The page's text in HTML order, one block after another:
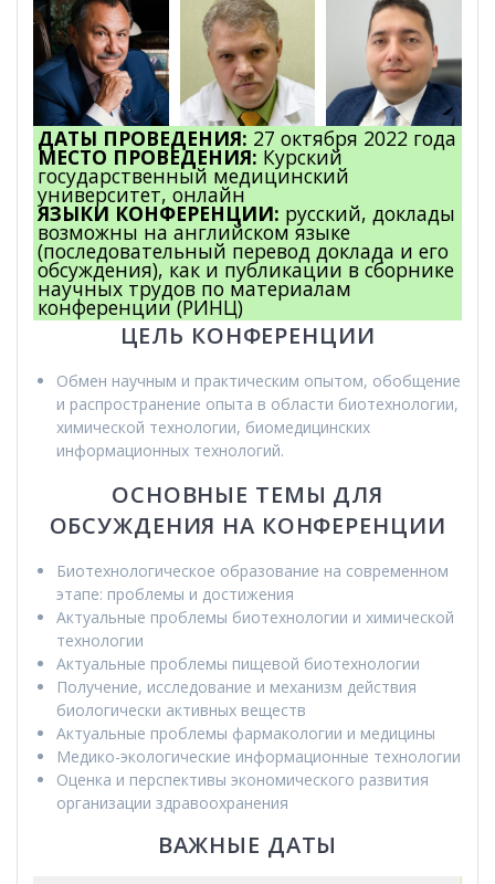
ДАТЫ ПРОВЕДЕНИЯ: 27 октября 2022 года
МЕСТО ПРОВЕДЕНИЯ: Курский
государственный медицинский
университет, онлайн
ЯЗЫКИ КОНФЕРЕНЦИИ: русский, доклады
возможны на английском языке
(последовательный перевод доклада и его
обсуждения), как и публикации в сборнике
научных трудов по материалам
конференции (РИНЦ)
ЦЕЛЬ КОНФЕРЕНЦИИ
Обмен научным и практическим опытом, обобщение
и распространение опыта в области биотехнологии,
химической технологии, биомедицинских
информационных технологий.
ОСНОВНЫЕ ТЕМЫ ДЛЯ
ОБСУЖДЕНИЯ НА КОНФЕРЕНЦИИ
Биотехнологическое образование на современном
этапе: проблемы и достижения
Актуальные проблемы биотехнологии и химической
технологии
Актуальные проблемы пищевой биотехнологии
Получение, исследование и механизм действия
биологически активных веществ
Актуальные проблемы фармакологии и медицины
Медико-экологические информационные технологии
Оценка и перспективы экономического развития
организации здравоохранения
ВАЖНЫЕ ДАТЫ